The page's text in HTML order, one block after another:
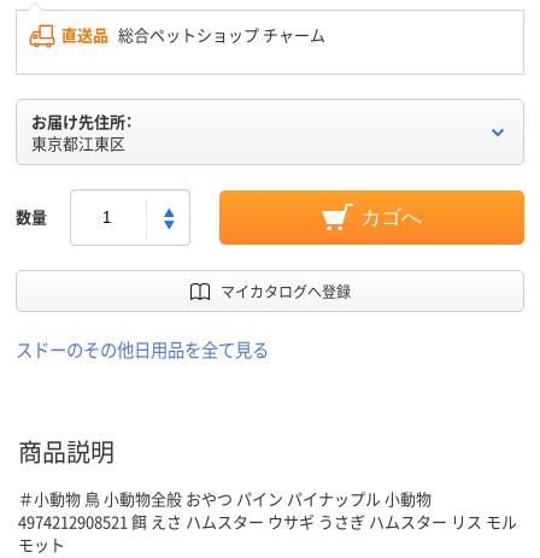
直送品 総合ペットショップ チャーム
お届け先住所：
東京都江東区
数量 カゴへ
マイカタログへ登録
スドーのその他日用品を全て見る
商品説明
＃小動物 鳥 小動物全般 おやつ パイン パイナップル 小動物
4974212908521 餌 えさ ハムスター ウサギ うさぎ ハムスター リス モル
モット